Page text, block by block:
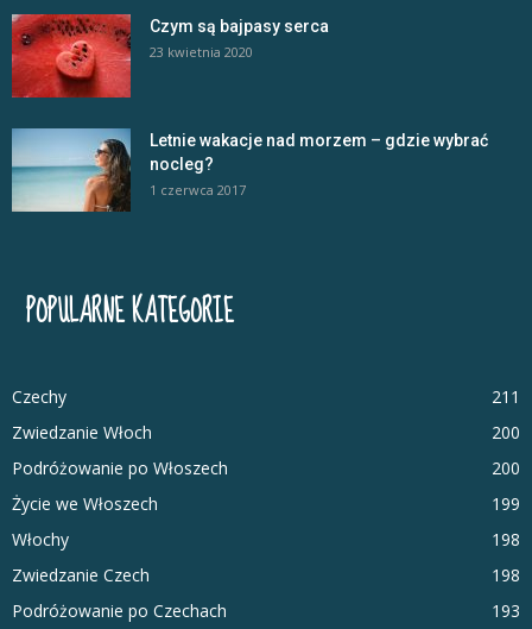
Czym są bajpasy serca
23 kwietnia 2020
Letnie wakacje nad morzem – gdzie wybrać
nocleg?
1 czerwca 2017
POPULARNE KATEGORIE
Czechy
211
Zwiedzanie Włoch
200
Podróżowanie po Włoszech
200
Życie we Włoszech
199
Włochy
198
Zwiedzanie Czech
198
Podróżowanie po Czechach
193